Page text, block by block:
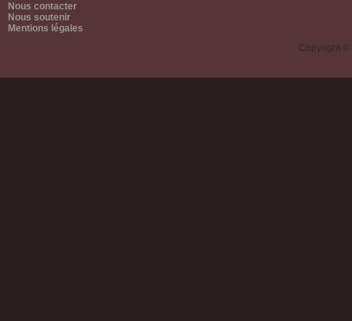
Nous contacter
Nous soutenir
Mentions légales
Copyright ©